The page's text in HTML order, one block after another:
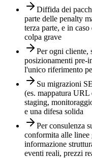
Diffida dei
parte delle penalty
terza parte, e in
colpa grave
Per ogni cliente,
posizionamenti pre-
l'unico riferimento
Su migrazioni
(es. mappatura URL
staging,
e una difesa solida
Per consulenza
conformita alle
informazione
eventi reali, prezzi